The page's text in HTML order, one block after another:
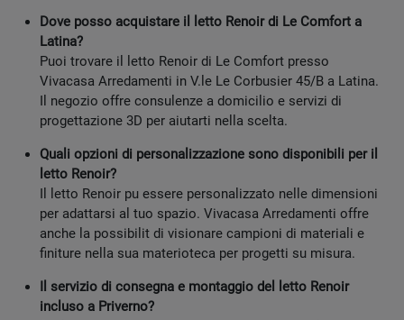
Dove posso acquistare il letto Renoir di Le Comfort a
Latina?
Puoi trovare il letto Renoir di Le Comfort presso
Vivacasa Arredamenti in V.le Le Corbusier 45/B a Latina.
Il negozio offre consulenze a domicilio e servizi di
progettazione 3D per aiutarti nella scelta.
Quali opzioni di personalizzazione sono disponibili per il
letto Renoir?
Il letto Renoir pu essere personalizzato nelle dimensioni
per adattarsi al tuo spazio. Vivacasa Arredamenti offre
anche la possibilit di visionare campioni di materiali e
finiture nella sua materioteca per progetti su misura.
Il servizio di consegna e montaggio del letto Renoir
incluso a Priverno?